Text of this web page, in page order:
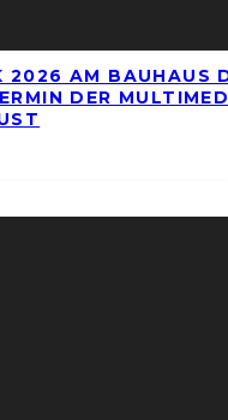
2026 AM BAUHAUS
DER